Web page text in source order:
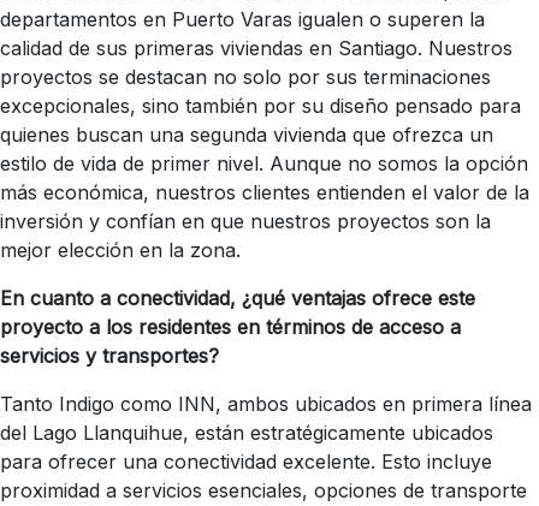
departamentos en Puerto Varas igualen o superen la
calidad de sus primeras viviendas en Santiago. Nuestros
proyectos se destacan no solo por sus terminaciones
excepcionales, sino también por su diseño pensado para
quienes buscan una segunda vivienda que ofrezca un
estilo de vida de primer nivel. Aunque no somos la opción
más económica, nuestros clientes entienden el valor de la
inversión y confían en que nuestros proyectos son la
mejor elección en la zona.
En cuanto a conectividad, ¿qué ventajas ofrece este
proyecto a los residentes en términos de acceso a
servicios y transportes?
Tanto Indigo como INN, ambos ubicados en primera línea
del Lago Llanquihue, están estratégicamente ubicados
para ofrecer una conectividad excelente. Esto incluye
proximidad a servicios esenciales, opciones de transporte